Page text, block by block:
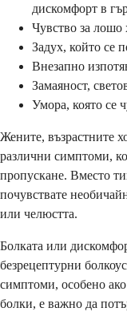
дискомфорт в
Чувство за
Задух, който се
Внезапно
Замаяност,
Умора, която се
Жените, възрастните
различни симптоми,
пропускане. Вместо
почувствате
или челюстта.
Болката или
безрецептурни
симптоми, особено
болки, е важно да